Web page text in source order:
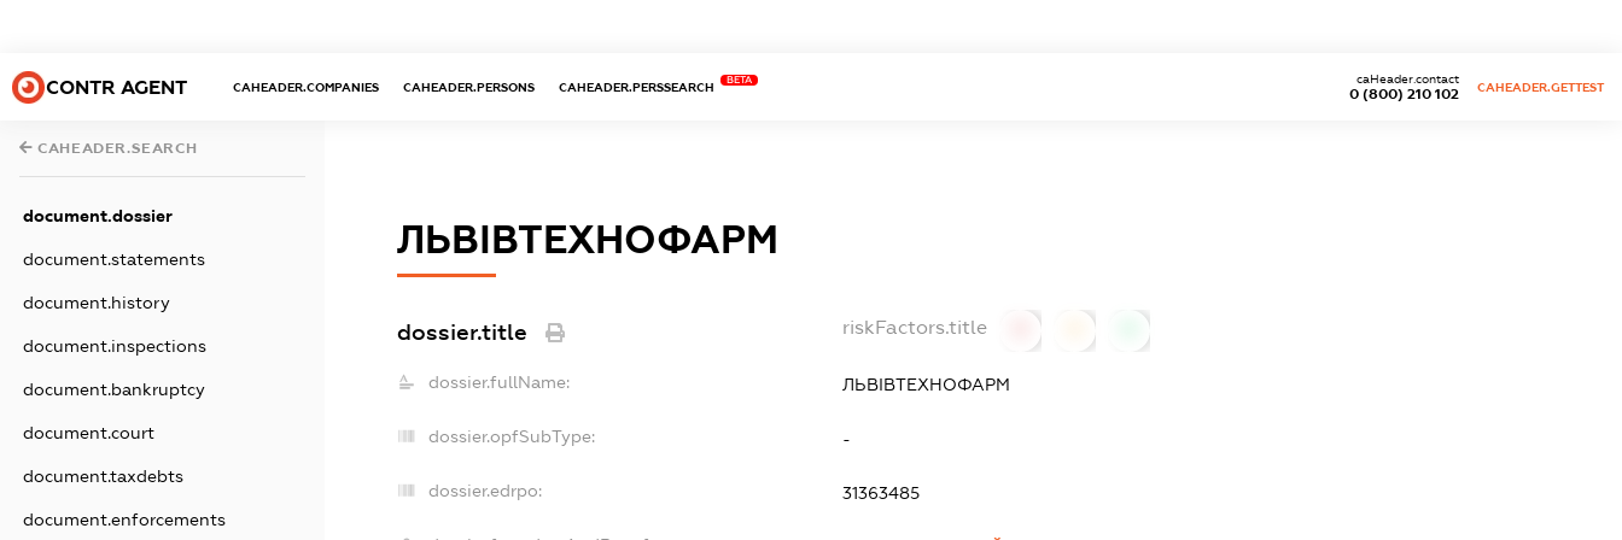
CONTR AGENT CAHEADER.COMPANIES CAHEADER.PERSONS CAHEADER.PERSSEARCH
BETA
0 (800) 210 102
caHeader.contact
CAHEADER.GETTEST
CAHEADER.SEARCH
document.dossier
document.statements
document.history
document.inspections
document.bankruptcy
document.court
document.taxdebts
document.enforcements
ЛЬВІВТЕХНОФАРМ
dossier.title riskFactors.title
dossier.fullName: ЛЬВІВТЕХНОФАРМ
dossier.opfSubType: -
dossier.edrpo: 31363485